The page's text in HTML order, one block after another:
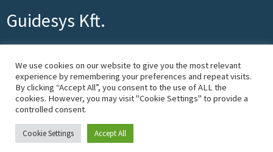
Guidesys Kft.
+36 (20) 519 9183, +36 (20) 519 9182
Copyright © 2024 Guidesys Kft.
We use cookies on our website to give you the most relevant
experience by remembering your preferences and repeat visits.
By clicking “Accept All”, you consent to the use of ALL the
cookies. However, you may visit "Cookie Settings" to provide a
controlled consent.
Cookie Settings Accept All